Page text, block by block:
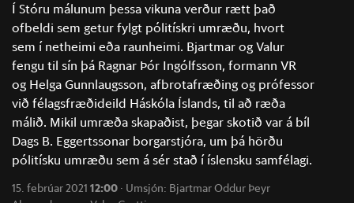
Í Stóru málunum þessa vikuna verður rætt það
ofbeldi sem getur fylgt pólitískri umræðu, hvort
sem í netheimi eða raunheimi. Bjartmar og Valur
fengu til sín þá Ragnar Þór Ingólfsson, formann VR
og Helga Gunnlaugsson, afbrotafræðing og prófessor
við félagsfræðideild Háskóla Íslands, til að ræða
málið. Mikil umræða skapaðist, þegar skotið var á bíl
Dags B. Eggertssonar borgarstjóra, um þá hörðu
pólitísku umræðu sem á sér stað í íslensku samfélagi.
15. febrúar 2021 12:00 · Umsjón: Bjartmar Oddur Þeyr